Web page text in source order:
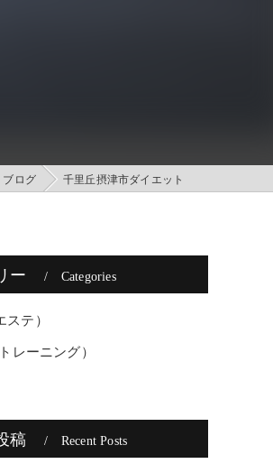
ブログ 千里丘摂津市ダイエット
ー Categories
ステ）
レーニング）
稿 Recent Posts